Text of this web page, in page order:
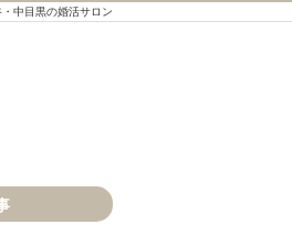
中目黒の婚活サロン